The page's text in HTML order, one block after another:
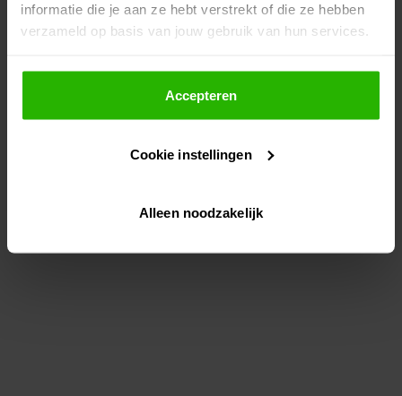
informatie die je aan ze hebt verstrekt of die ze hebben
verzameld op basis van jouw gebruik van hun services.
Als je op "Accepteer" klikt, dan geef je Voordeeluitjes.nl
toestemming om cookies voor social media en
gepersonaliseerde advertenties te plaatsen.
Lees hier meer over in onsprivacybeleid
Via "Cookie instellingen" kun je ook zelf instellen welke
Accepteren
Cookie instellingen
Alleen noodzakelijk
information).